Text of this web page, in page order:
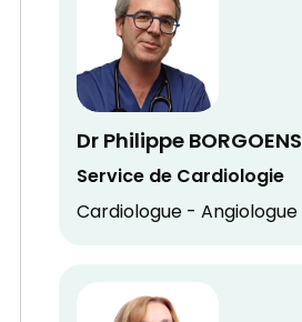
Dr Philippe BORGOENS
Service de Cardiologie
Cardiologue - Angiologue